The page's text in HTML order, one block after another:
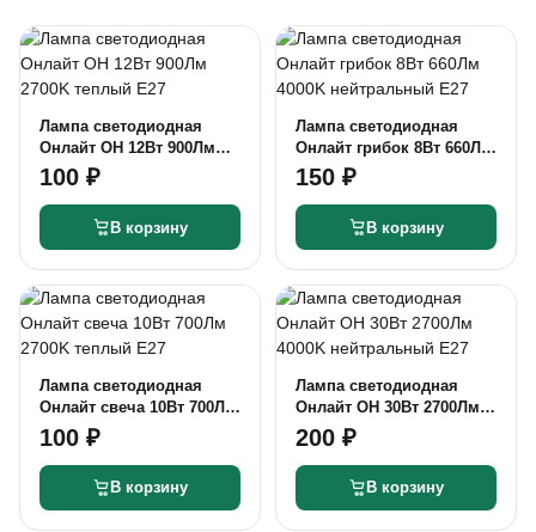
Лампа светодиодная
Онлайт ОН 12Вт 900Лм
2700K теплый Е27
100 ₽
В корзину
Лампа светодиодная
Онлайт грибок 8Вт 660Лм
4000K нейтральный Е27
150 ₽
В корзину
Лампа светодиодная
Онлайт свеча 10Вт 700Лм
2700K теплый Е27
100 ₽
В корзину
Лампа светодиодная
Онлайт ОН 30Вт 2700Лм
4000K нейтральный Е27
200 ₽
В корзину